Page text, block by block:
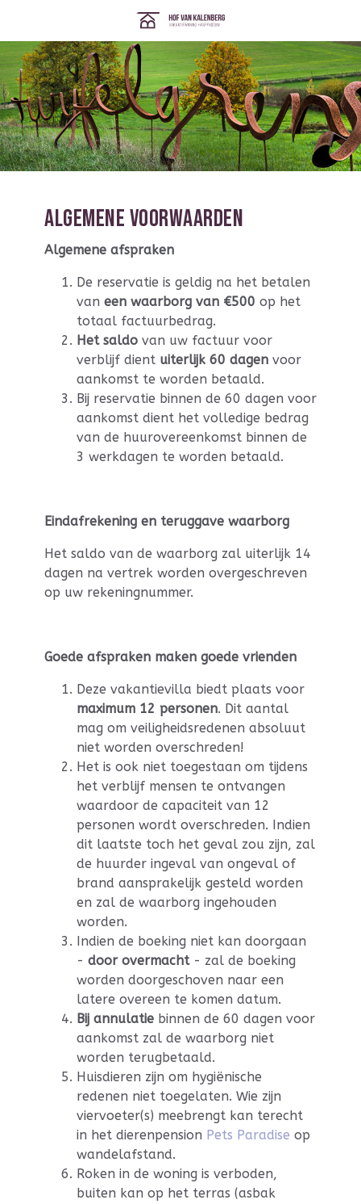
Algemene voorwaarden
Algemene afspraken
De reservatie is geldig na het betalen
van een waarborg van €500 op het
totaal factuurbedrag.
Het saldo van uw factuur voor
verblijf dient uiterlijk 60 dagen voor
aankomst te worden betaald.
Bij reservatie binnen de 60 dagen voor
aankomst dient het volledige bedrag
van de huurovereenkomst binnen de
3 werkdagen te worden betaald.
Eindafrekening en teruggave waarborg
Het saldo van de waarborg zal uiterlijk 14
dagen na vertrek worden overgeschreven
op uw rekeningnummer.
Goede afspraken maken goede vrienden
Deze vakantievilla biedt plaats voor
maximum 12 personen. Dit aantal
mag om veiligheidsredenen absoluut
niet worden overschreden!
Het is ook niet toegestaan om tijdens
het verblijf mensen te ontvangen
waardoor de capaciteit van 12
personen wordt overschreden. Indien
dit laatste toch het geval zou zijn, zal
de huurder ingeval van ongeval of
brand aansprakelijk gesteld worden
en zal de waarborg ingehouden
worden.
Indien de boeking niet kan doorgaan
- door overmacht- zal de boeking
worden doorgeschoven naar een
latere overeen te komen datum.
Bij annulatie binnen de 60 dagen voor
aankomst zal de waarborg niet
worden terugbetaald.
Huisdieren zijn om hygiënische
redenen niet toegelaten. Wie zijn
viervoeter(s) meebrengt kan terecht
in het dierenpension Pets Paradise op
wandelafstand.
Roken in de woning is verboden,
buiten kan op het terras (asbak